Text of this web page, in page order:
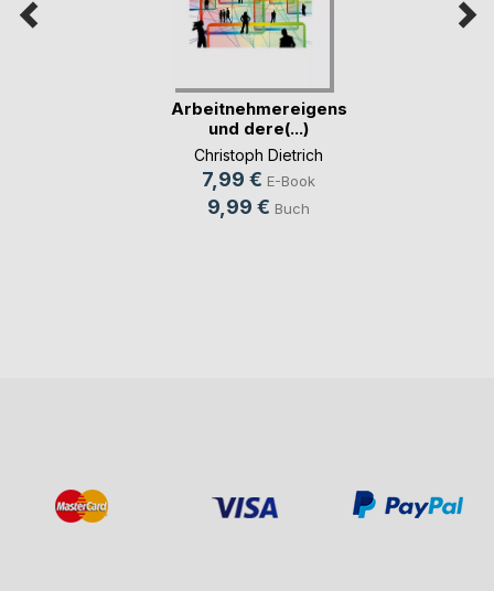
Arbeitnehmereigenschaften
und dere(...)
Christoph Dietrich
7,99 € E-Book
9,99 € Buch